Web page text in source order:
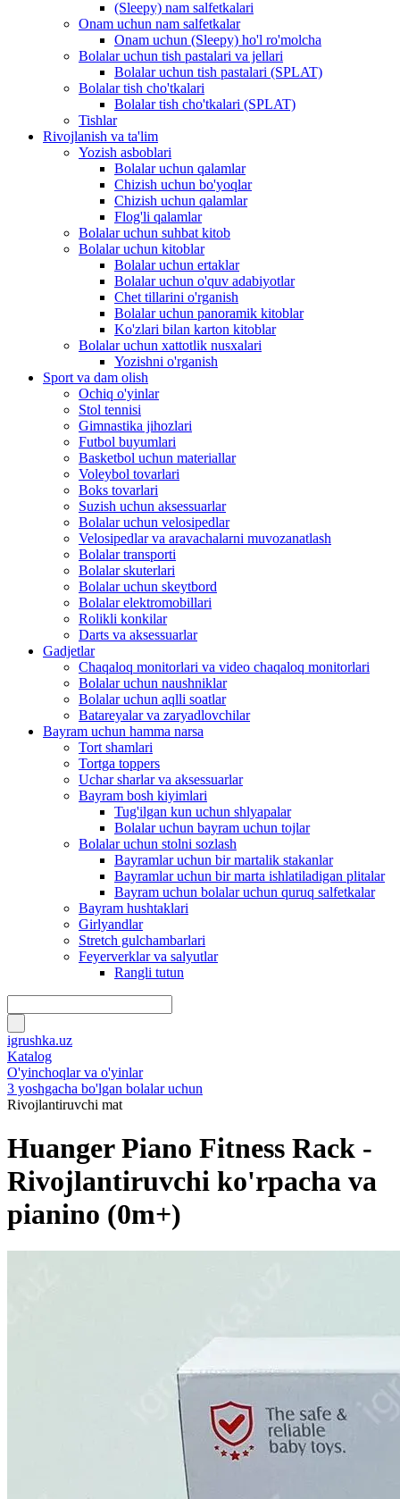
(Sleepy) nam salfetkalari
Onam uchun nam salfetkalar
Onam uchun (Sleepy) ho'l ro'molcha
Bolalar uchun tish pastalari va jellari
Bolalar uchun tish pastalari (SPLAT)
Bolalar tish cho'tkalari
Bolalar tish cho'tkalari (SPLAT)
Tishlar
Rivojlanish va ta'lim
Yozish asboblari
Bolalar uchun qalamlar
Chizish uchun bo'yoqlar
Chizish uchun qalamlar
Flog'li qalamlar
Bolalar uchun suhbat kitob
Bolalar uchun kitoblar
Bolalar uchun ertaklar
Bolalar uchun o'quv adabiyotlar
Chet tillarini o'rganish
Bolalar uchun panoramik kitoblar
Ko'zlari bilan karton kitoblar
Bolalar uchun xattotlik nusxalari
Yozishni o'rganish
Sport va dam olish
Ochiq o'yinlar
Stol tennisi
Gimnastika jihozlari
Futbol buyumlari
Basketbol uchun materiallar
Voleybol tovarlari
Boks tovarlari
Suzish uchun aksessuarlar
Bolalar uchun velosipedlar
Velosipedlar va aravachalarni muvozanatlash
Bolalar transporti
Bolalar skuterlari
Bolalar uchun skeytbord
Bolalar elektromobillari
Rolikli konkilar
Darts va aksessuarlar
Gadjetlar
Chaqaloq monitorlari va video chaqaloq monitorlari
Bolalar uchun naushniklar
Bolalar uchun aqlli soatlar
Batareyalar va zaryadlovchilar
Bayram uchun hamma narsa
Tort shamlari
Tortga toppers
Uchar sharlar va aksessuarlar
Bayram bosh kiyimlari
Tug'ilgan kun uchun shlyapalar
Bolalar uchun bayram uchun tojlar
Bolalar uchun stolni sozlash
Bayramlar uchun bir martalik stakanlar
Bayramlar uchun bir marta ishlatiladigan plitalar
Bayram uchun bolalar uchun quruq salfetkalar
Bayram hushtaklari
Girlyandlar
Stretch gulchambarlari
Feyerverklar va salyutlar
Rangli tutun
igrushka.uz
Katalog
O'yinchoqlar va o'yinlar
3 yoshgacha bo'lgan bolalar uchun
Rivojlantiruvchi mat
Huanger Piano Fitness Rack -
Rivojlantiruvchi ko'rpacha va
pianino (0m+)